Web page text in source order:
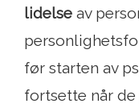
lidelse av
før starten av
fortsette når